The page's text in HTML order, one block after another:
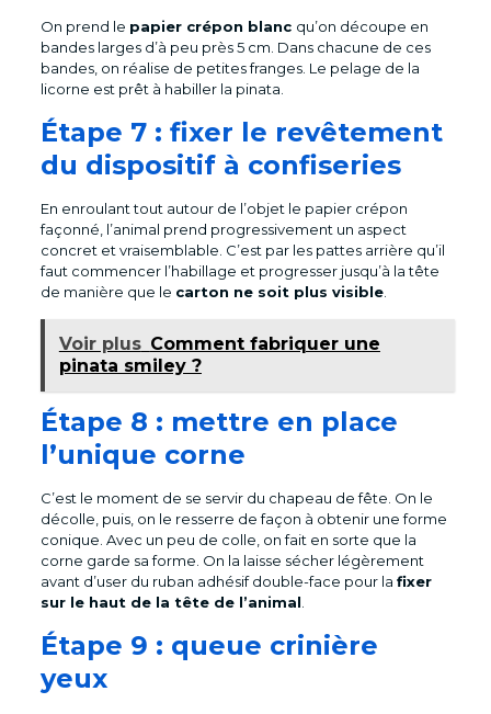
On prend le papier crépon blanc qu’on découpe en
bandes larges d’à peu près 5 cm. Dans chacune de ces
bandes, on réalise de petites franges. Le pelage de la
licorne est prêt à habiller la pinata.
Étape 7 : fixer le revêtement
du dispositif à confiseries
En enroulant tout autour de l’objet le papier crépon
façonné, l’animal prend progressivement un aspect
concret et vraisemblable. C’est par les pattes arrière qu’il
faut commencer l’habillage et progresser jusqu’à la tête
de manière que le carton ne soit plus visible.
Voir plus Comment fabriquer une
pinata smiley ?
Étape 8 : mettre en place
l’unique corne
C’est le moment de se servir du chapeau de fête. On le
décolle, puis, on le resserre de façon à obtenir une forme
conique. Avec un peu de colle, on fait en sorte que la
corne garde sa forme. On la laisse sécher légèrement
avant d’user du ruban adhésif double-face pour la fixer
sur le haut de la tête de l’animal
Étape 9 : queue crinière
yeux